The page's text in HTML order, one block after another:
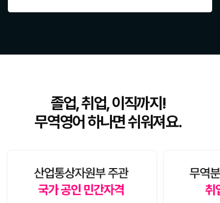
졸업, 취업, 이직까지!
무역영어 하나면 쉬워져요.